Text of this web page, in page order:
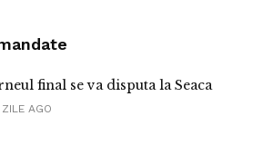
final se va disputa la Seaca
AGO